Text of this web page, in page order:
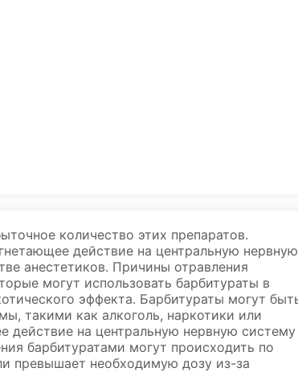
количество этих препаратов.
действие на центральную нервную
анестетиков. Причины отравления
могут использовать барбитураты в
эффекта. Барбитураты могут
такими как алкоголь, наркотики или
действие на центральную нервную систему
барбитуратами могут происходить по
превышает необходимую дозу из-за